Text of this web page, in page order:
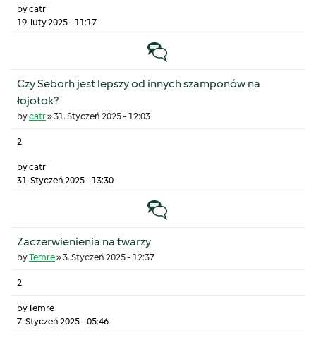
bycatr
19. luty 2025 - 11:17
Temat zwyczajny
Czy Seborh jest lepszy od innych szamponów na
łojotok?
bycatr»31. Styczeń 2025 - 12:03
2
bycatr
31. Styczeń 2025 - 13:30
Temat zwyczajny
Zaczerwienienia na twarzy
byTemre»3. Styczeń 2025 - 12:37
2
byTemre
7. Styczeń 2025 - 05:46